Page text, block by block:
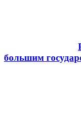
большим